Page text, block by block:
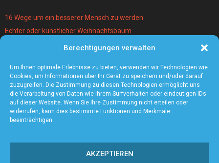
Berechtigungen verwalten
Um Ihnen optimale Erlebnisse zu bieten, verwenden wir Technologien wie
Cookies, um Informationen über Ihr Gerät zu speichern und/oder darauf
zuzugreifen. Die Zustimmung zu diesen Technologien ermöglicht uns
die Verarbeitung von Daten wie Ihrem Surfverhalten oder eindeutigen IDs
auf dieser Website. Wenn Sie Ihre Zustimmung nicht erteilen oder
widerrufen, kann dies bestimmte Funktionen und Merkmale
beeinträchtigen.
AKZEPTIEREN
16 Wege um ein besserer Mensch zu werden
Echter oder künstlicher Weihnachtsbaum
Warum lohnt es sich einen Magier und Mentalist zu buchen?
Die 5 angesagtesten Schmuck-Trends 2021